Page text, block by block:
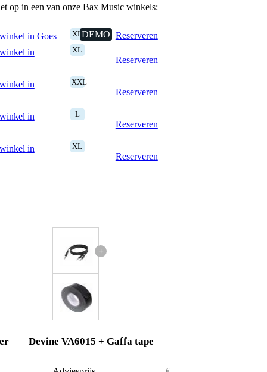
op in een van onze Bax Music winkels:
in Goes XLDEMO Reserveren
in
XL
Reserveren
in
XXL
Reserveren
in
L
Reserveren
in
XL
Reserveren
+
Devine VA6015 + Gaffa tape